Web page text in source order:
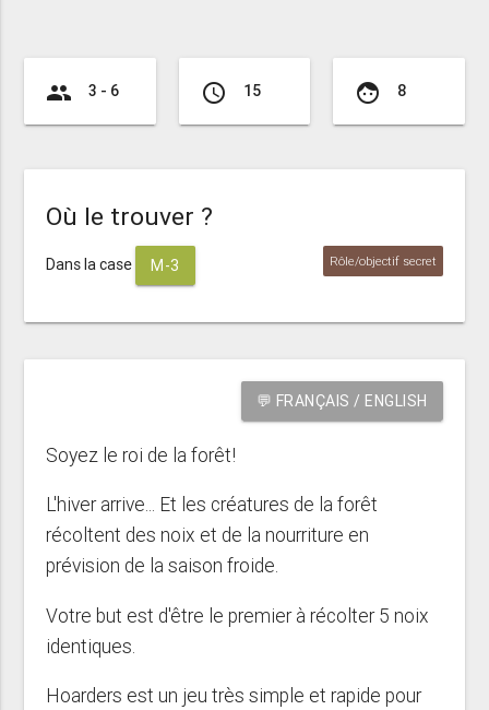
group 3 - 6 access_time 15 face 8
Où le trouver ?
Dans la case M-3 Rôle/objectif secret
💬 FRANÇAIS / ENGLISH
Soyez le roi de la forêt!
L'hiver arrive... Et les créatures de la forêt
récoltent des noix et de la nourriture en
prévision de la saison froide.
Votre but est d'être le premier à récolter 5 noix
identiques.
Hoarders est un jeu très simple et rapide pour